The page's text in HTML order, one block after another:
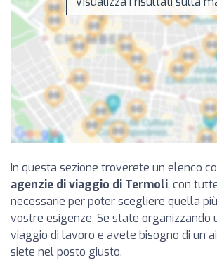
In questa sezione troverete un elenco
agenzie di viaggio di Termoli, con
necessarie per poter scegliere quella
vostre esigenze. Se state organizzando
viaggio di lavoro e avete bisogno di un
siete nel posto giusto.